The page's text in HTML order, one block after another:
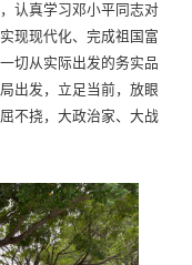
认真学习邓小平同志对
现现代化、完成祖国富
切从实际出发的务实品
出发，立足当前，放眼
不挠，大政治家、大战